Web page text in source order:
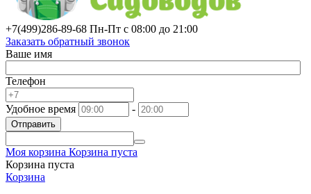
+7(499)286-89-68 Пн-Пт с 08:00 до 21:00
Заказать обратный звонок
Ваше имя
Телефон
Удобное время -
Отправить
Моя корзина Корзина пуста
Корзина пуста
Корзина